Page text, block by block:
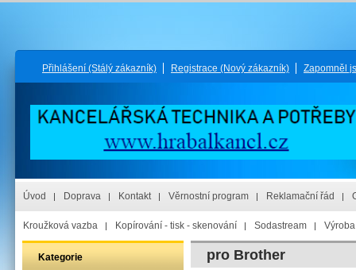
Přihlášení (Stálý zákazník) Registrace (Nový zákazník) Zapomněl
Úvod Doprava Kontakt Věrnostní program Reklamační řád
Kroužková vazba Kopírování - tisk - skenování Sodastream
Kategorie pro Brother